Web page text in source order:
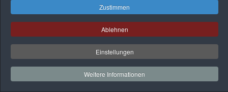
Zustimmen
Ablehnen
Einstellungen
Weitere Informationen